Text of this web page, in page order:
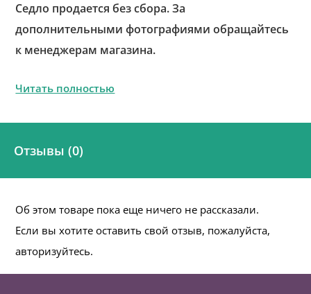
Седло продается без сбора. За
дополнительными фотографиями обращайтесь
к менеджерам магазина.
Читать полностью
Отзывы (0)
Об этом товаре пока еще ничего не рассказали.
Если вы хотите оставить свой отзыв, пожалуйста,
авторизуйтесь.